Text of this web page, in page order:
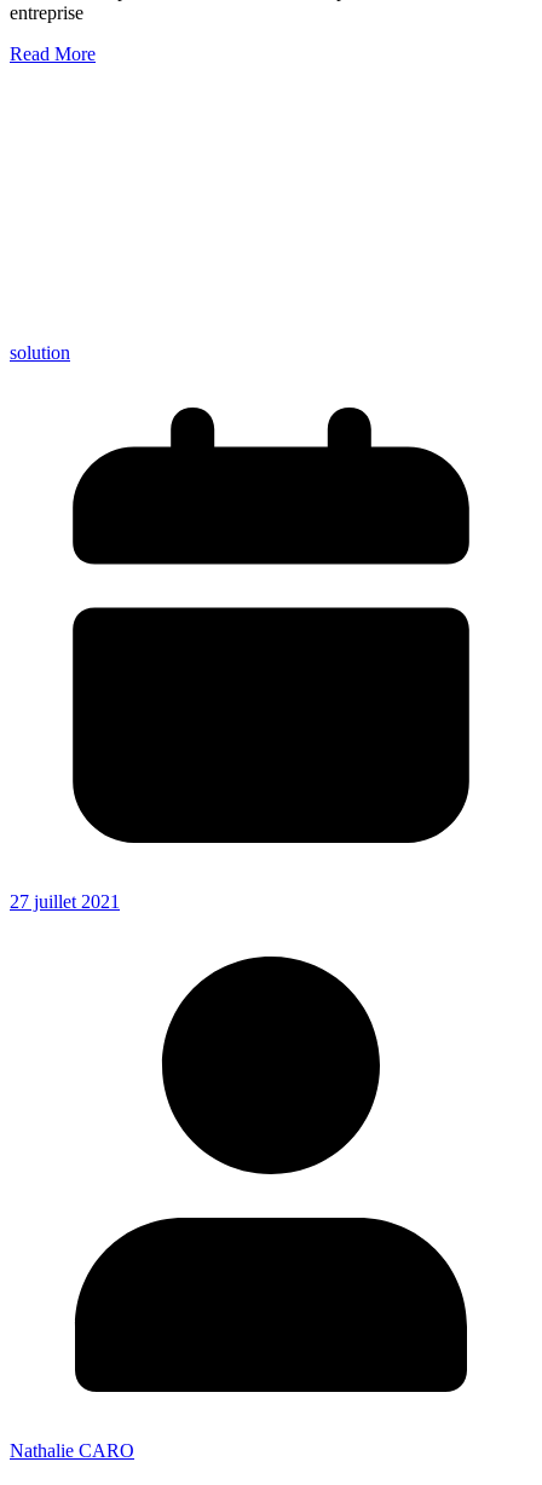
entreprise
Read More
solution
27 juillet 2021
Nathalie CARO